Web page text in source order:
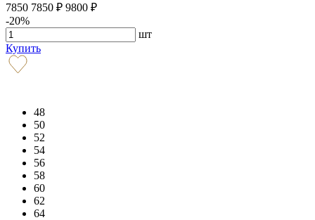
7850 7850 ₽ 9800 ₽
-20%
шт
Купить
48
50
52
54
56
58
60
62
64